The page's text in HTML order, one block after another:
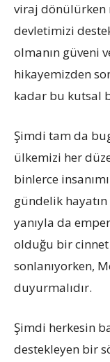
viraj dönülürken
devletimizi
olmanın güveni
hikayemizden
kadar bu kutsal
Şimdi tam da
ülkemizi her
binlerce
gündelik
yanıyla da
olduğu bir
sonlanıyorken,
duyurmalıdır.
Şimdi herkesin
destekleyen bir